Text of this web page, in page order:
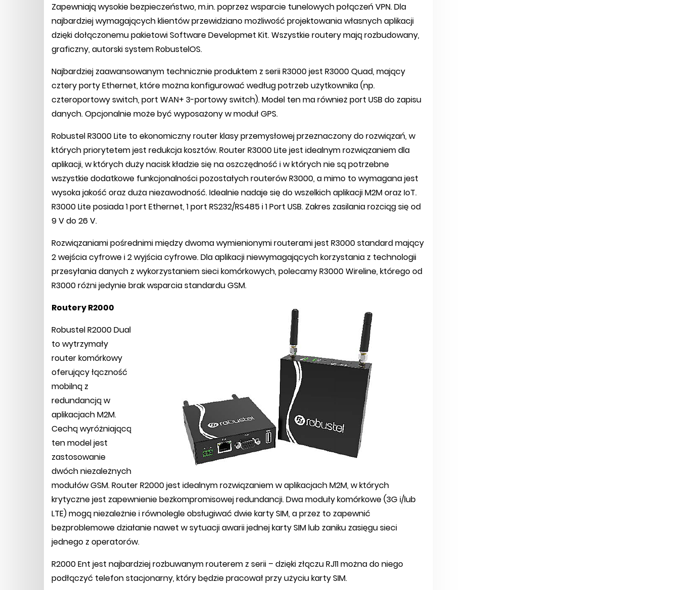
Zapewniają wysokie bezpieczeństwo, m.in. poprzez wsparcie tunelowych połączeń VPN. Dla
najbardziej wymagających klientów przewidziano możliwość projektowania własnych aplikacji
dzięki dołączonemu pakietowi Software Developmet Kit. Wszystkie routery mają rozbudowany,
graficzny, autorski system RobustelOS.
Najbardziej zaawansowanym technicznie produktem z serii R3000 jest R3000 Quad, mający
cztery porty Ethernet, które można konfigurować według potrzeb użytkownika (np.
czteroportowy switch, port WAN+ 3-portowy switch). Model ten ma również port USB do zapisu
danych. Opcjonalnie może być wyposażony w moduł GPS.
Robustel R3000 Lite to ekonomiczny router klasy przemysłowej przeznaczony do rozwiązań, w
których priorytetem jest redukcja kosztów. Router R3000 Lite jest idealnym rozwiązaniem dla
aplikacji, w których duży nacisk kładzie się na oszczędność i w których nie są potrzebne
wszystkie dodatkowe funkcjonalności pozostałych routerów R3000, a mimo to wymagana jest
wysoka jakość oraz duża niezawodność. Idealnie nadaje się do wszelkich aplikacji M2M oraz IoT.
R3000 Lite posiada 1 port Ethernet, 1 port RS232/RS485 i 1 Port USB. Zakres zasilania rozciąg się od
9 V do 26 V.
Rozwiązaniami pośrednimi między dwoma wymienionymi routerami jest R3000 standard mający
2 wejścia cyfrowe i 2 wyjścia cyfrowe. Dla aplikacji niewymagających korzystania z technologii
przesyłania danych z wykorzystaniem sieci komórkowych, polecamy R3000 Wireline, którego od
R3000 różni jedynie brak wsparcia standardu GSM.
Routery R2000
Robustel R2000 Dual
to wytrzymały
router komórkowy
oferujący łączność
mobilną z
redundancją w
aplikacjach M2M.
Cechą wyróżniającą
ten model jest
zastosowanie
dwóch niezależnych
modułów GSM. Router R2000 jest idealnym rozwiązaniem w aplikacjach M2M, w których
krytyczne jest zapewnienie bezkompromisowej redundancji. Dwa moduły komórkowe (3G i/lub
LTE) mogą niezależnie i równolegle obsługiwać dwie karty SIM, a przez to zapewnić
bezproblemowe działanie nawet w sytuacji awarii jednej karty SIM lub zaniku zasięgu sieci
jednego z operatorów.
R2000 Ent jest najbardziej rozbuwanym routerem z serii – dzięki złączu RJ11 można do niego
podłączyć telefon stacjonarny, który będzie pracował przy użyciu karty SIM.